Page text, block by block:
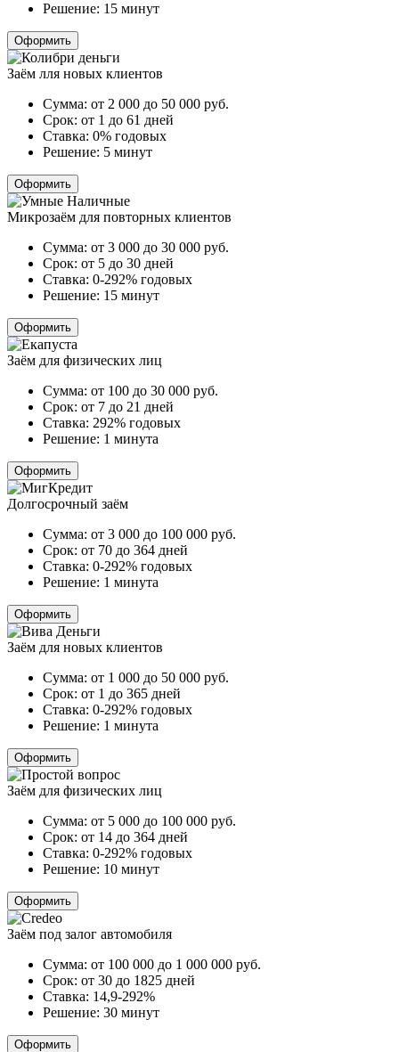
Решение: 15 минут
Оформить
Заём лля новых клиентов
Сумма: от 2 000 до 50 000 руб.
Срок: от 1 до 61 дней
Ставка: 0% годовых
Решение: 5 минут
Оформить
Микрозаём для повторных клиентов
Сумма: от 3 000 до 30 000 руб.
Срок: от 5 до 30 дней
Ставка: 0-292% годовых
Решение: 15 минут
Оформить
Заём для физических лиц
Сумма: от 100 до 30 000 руб.
Срок: от 7 до 21 дней
Ставка: 292% годовых
Решение: 1 минута
Оформить
Долгосрочный заём
Сумма: от 3 000 до 100 000 руб.
Срок: от 70 до 364 дней
Ставка: 0-292% годовых
Решение: 1 минута
Оформить
Заём для новых клиентов
Сумма: от 1 000 до 50 000 руб.
Срок: от 1 до 365 дней
Ставка: 0-292% годовых
Решение: 1 минута
Оформить
Заём для физических лиц
Сумма: от 5 000 до 100 000 руб.
Срок: от 14 до 364 дней
Ставка: 0-292% годовых
Решение: 10 минут
Оформить
Заём под залог автомобиля
Сумма: от 100 000 до 1 000 000 руб.
Срок: от 30 до 1825 дней
Ставка: 14,9-292%
Решение: 30 минут
Оформить